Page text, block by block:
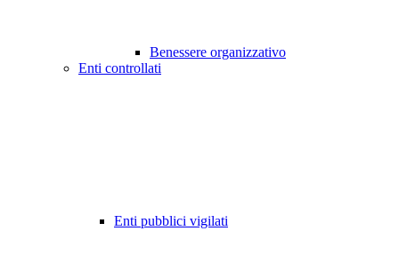
Benessere organizzativo
Enti controllati
Enti pubblici vigilati